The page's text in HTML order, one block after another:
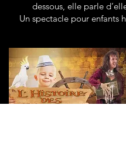
dessous, elle parle
Un spectacle pour enfants